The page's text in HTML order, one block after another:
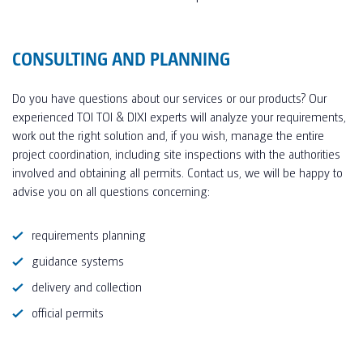
• Lavabos (2): Villeroy & Boch Moment
• Accessoris: Hansgrohe Axor NOU Axor Citterio
Dispensador de sabó de 22 cm: Wagner-Ewar, acer
inoxidable
• Dispensador de tovalloles de paper: Wagner-
Ewar, acer inoxidable
CONSULTING AND PLANNING
Do you have questions about our services or our products? Our
experienced TOI TOI & DIXI experts will analyze your requirements,
work out the right solution and, if you wish, manage the entire
project coordination, including site inspections with the authorities
involved and obtaining all permits. Contact us, we will be happy to
advise you on all questions concerning:
requirements planning
guidance systems
delivery and collection
official permits